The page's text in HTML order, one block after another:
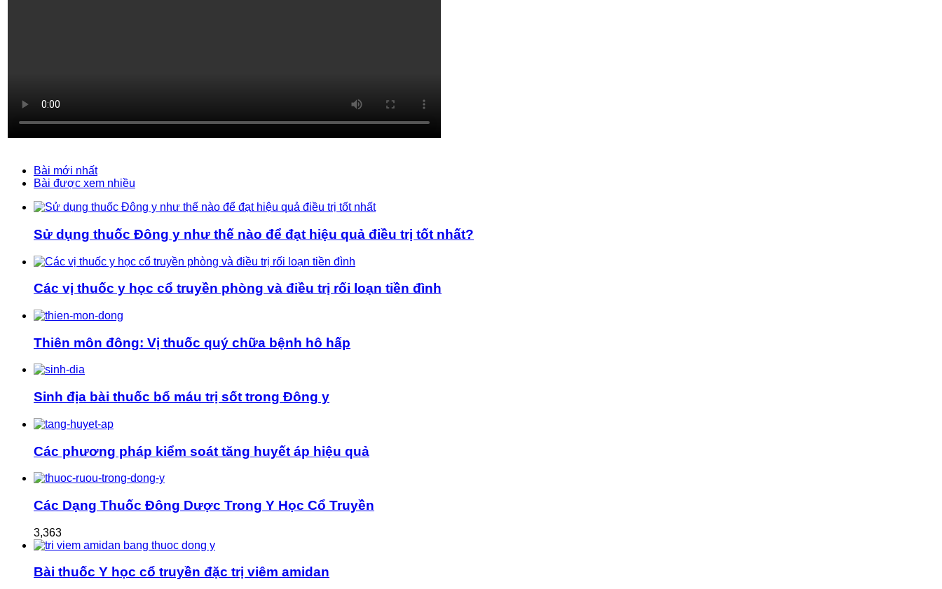
Bài mới nhất
Bài được xem nhiều
Sử dụng thuốc Đông y như thế nào để đạt hiệu quả điều trị tốt nhất?
Các vị thuốc y học cổ truyền phòng và điều trị rối loạn tiền đình
Thiên môn đông: Vị thuốc quý chữa bệnh hô hấp
Sinh địa bài thuốc bổ máu trị sốt trong Đông y
Các phương pháp kiểm soát tăng huyết áp hiệu quả
Các Dạng Thuốc Đông Dược Trong Y Học Cổ Truyền
3,363
Bài thuốc Y học cổ truyền đặc trị viêm amidan